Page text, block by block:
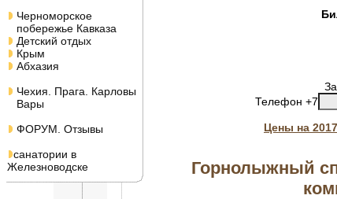
Черноморское
побережье Кавказа
Детский отдых
Крым
Абхазия
Чехия. Прага. Карловы
Вары
ФОРУМ. Отзывы
санатории в
Железноводске
Телефон +7
Цены на
Горнолыжный